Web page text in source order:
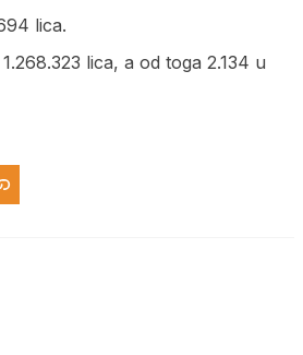
lica.
lica, a od toga 2.134 u